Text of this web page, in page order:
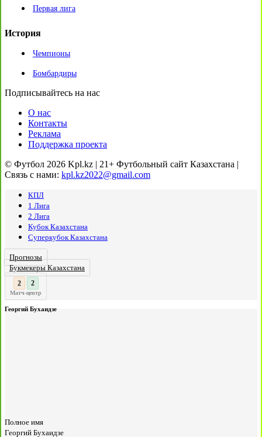
Первая лига
История
Чемпионы
Бомбардиры
Подписывайтесь на нас
О нас
Контакты
Реклама
Поддержка проекта
© Футбол 2026 Kpl.kz | 21+ Футбольный сайт Казахстана |
Связь с нами: kpl.kz2022@gmail.com
КПЛ
1 Лига
2 Лига
Кубок Казахстана
Суперкубок Казахстана
Прогнозы
Букмекеры Казахстана
3 : 2
Матч-центр
Георгий Бухаидзе
Полное имя
Георгий Бухаидзе